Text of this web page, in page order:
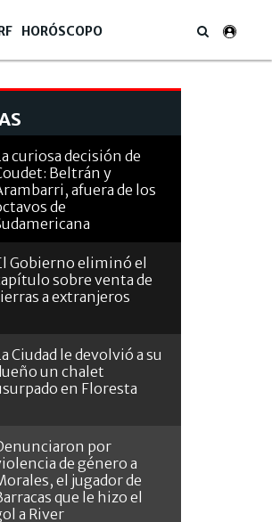
HORÓSCOPO
curiosa decisión de
Beltrán y
afuera de los
de
Gobierno eliminó el
sobre venta de
a extranjeros
Ciudad le devolvió a su
un chalet
en Floresta
por
de género a
el jugador de
que le hizo el
a River